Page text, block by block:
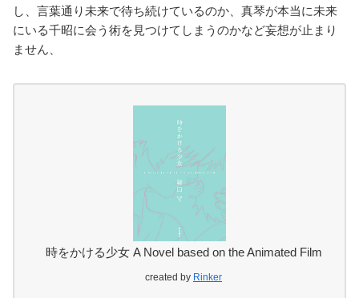
し、言葉通り未来で待ち続けているのか、真琴が本当に未来
にいる千昭に会う術を見つけてしまうのかなど妄想が止まり
ません、
時をかける少女 A Novel based on the Animated Film
created by Rinker